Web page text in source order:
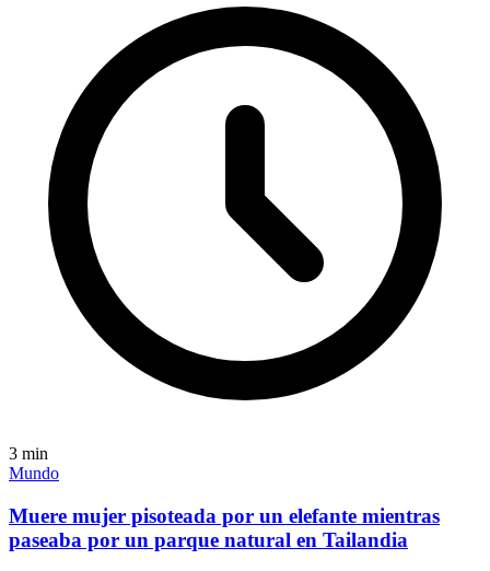
3 min
Mundo
Muere mujer pisoteada por un elefante mientras
paseaba por un parque natural en Tailandia